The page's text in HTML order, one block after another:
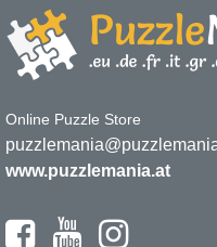
Online Puzzle Store
www.puzzlemania.at